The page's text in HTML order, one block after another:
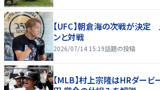
【UFC】朝倉海の次戦が決定
ンと対戦
2026/07/14 15:19話題の投稿
【MLB】村上宗隆はHRダー